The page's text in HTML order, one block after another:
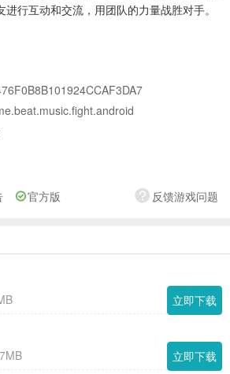
行互动和交流，用团队的力量战胜对手。
反馈游戏问题
官方版
立即下载
立即下载